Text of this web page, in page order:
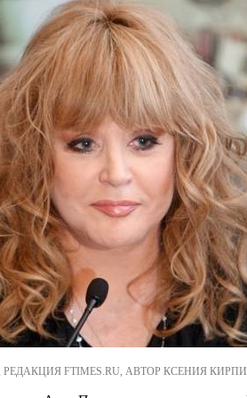
РЕДАКЦИЯ FTIMES.RU, АВТОР КСЕНИЯ